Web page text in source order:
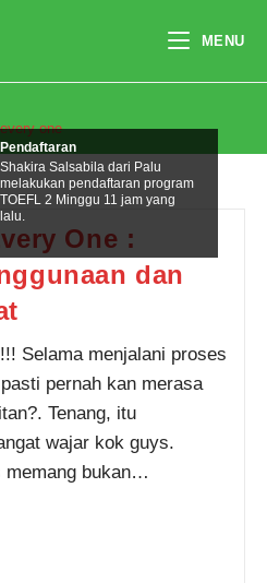
MENU
one
One :
dan
Selama menjalani proses
pernah kan merasa
Tenang, itu
wajar kok guys.
memang bukan…
Pendaftaran
Shakira Salsabila dari Palu
melakukan pendaftaran program
TOEFL 2 Minggu 11 jam yang
lalu.